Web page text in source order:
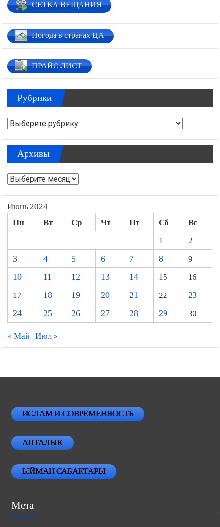
СЕТКА ВЕЩАНИЯ
Погода в странах ЦА
ПРАЙС ЛИСТ
Рубрики
Рубрики
Архивы
Архивы
Июнь 2024
Пн Вт Ср Чт Пт Сб
Вс
1
2
3
4 5 6 7 8
9
10
11 12 13 14 15
16
17
18 19 20 21 22
23
24
25 26 27 28 29 30
« Май Июл »
ИСЛАМ И СОВРЕМЕННОСТЬ
АПТАЛЫК
ЫЙМАН САБАКТАРЫ
Мета